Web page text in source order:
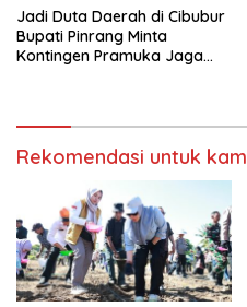
Jadi Duta Daerah di Cibubur
Bupati Pinrang Minta
Kontingen Pramuka Jaga
Rekomendasi untuk